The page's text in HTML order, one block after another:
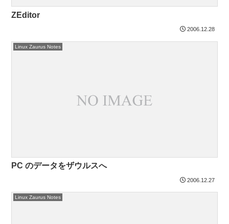
ZEditor
2006.12.28
Linux Zaurus Notes
PC のデータをザウルスへ
2006.12.27
Linux Zaurus Notes